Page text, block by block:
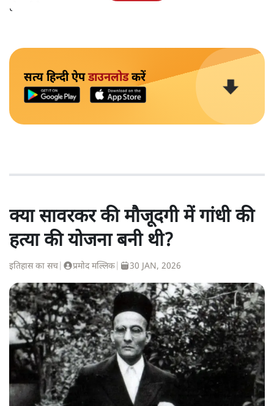
हो गई है।
सत्य हिन्दी ऐपडाउनलोडकरें
क्या सावरकर की मौजूदगी में गांधी की
हत्या की योजना बनी थी?
इतिहास का सच प्रमोद मल्लिक 30 JAN, 2026